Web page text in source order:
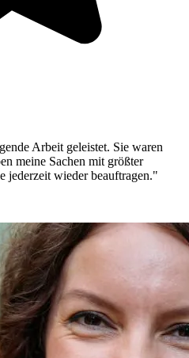
Arbeit geleistet. Sie waren
meine Sachen mit größter
jederzeit wieder beauftragen."